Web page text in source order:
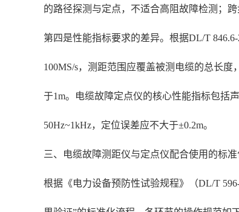
的路径探测与定点，不适合高阻故障检测；
第四是性能指标要求的差异。根据DL/T
100MS/s，测距范围应覆盖被测电缆的总长
于1m。电缆故障定点仪的核心性能指标包括
50Hz~1kHz，定位误差应不大于±0.2m。
三、电缆故障测距仪与定点仪配合使用的标
根据《电力设备预防性试验规程》（DL/T